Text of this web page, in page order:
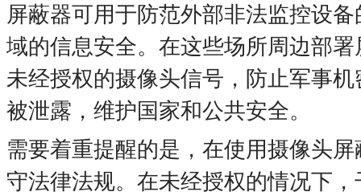
屏蔽器可用于防范外部非法监控设
域的信息安全。在这些场所周边部
未经授权的摄像头信号，防止军事
被泄露，维护国家和公共安全。
需要着重提醒的是，在使用摄像头
守法律法规。在未经授权的情况下